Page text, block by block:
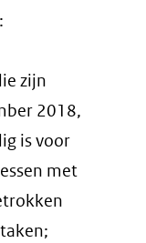
zijn
2018,
is voor
met